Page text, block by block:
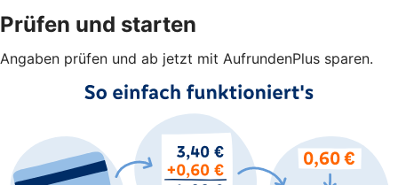
Prüfen und starten
Angaben prüfen und ab jetzt mit AufrundenPlus sparen.